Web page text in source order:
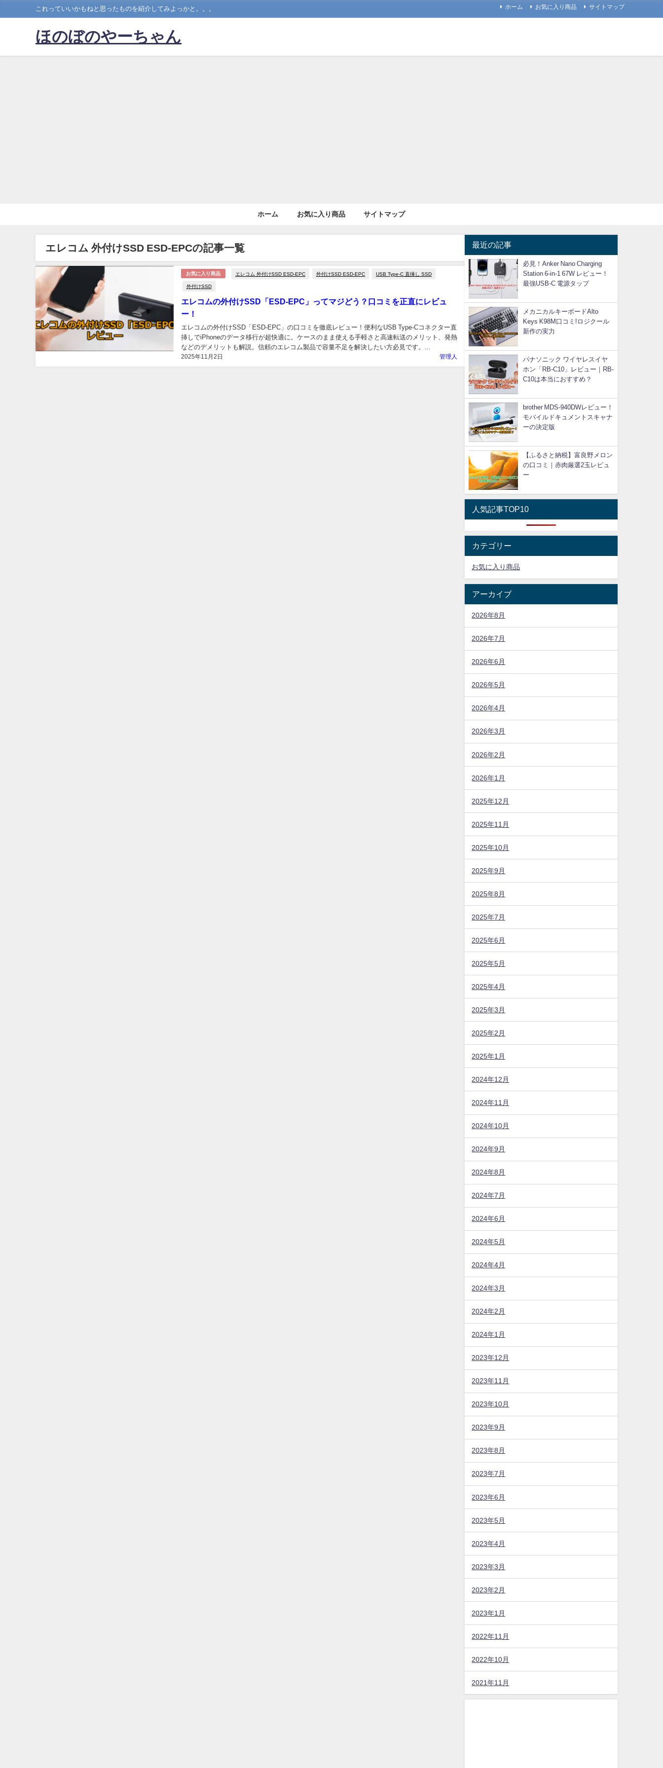
これっていいかもねと思ったものを紹介してみよっかと。。。 ホーム お気に入り商品 サイトマップ
ほのぼのやーちゃん
ホーム お気に入り商品 サイトマップ
エレコム 外付けSSD ESD-EPCの記事一覧
お気に入り商品 エレコム 外付けSSD ESD-EPC 外付けSSD ESD-EPC USB Type-C 直挿し SSD
外付けSSD
エレコムの外付けSSD「ESD-EPC」ってマジどう？口コミを正直にレビュ
ー！
2025年11月2日
エレコムの外付けSSD「ESD-EPC」の口コミを徹底レビュー！便利なUSB Type-Cコネクター直
挿しでiPhoneのデータ移行が超快適に。ケースのまま使える手軽さと高速転送のメリット、発熱
などのデメリットも解説。信頼のエレコム製品で容量不足を解決したい方必見です。...
管理人
最近の記事
必見！Anker Nano Charging
Station 6-in-1 67W レビュー！
最強USB-C 電源タップ
メカニカルキーボードAlto
Keys K98M口コミ!ロジクール
新作の実力
パナソニック ワイヤレスイヤ
ホン「RB-C10」レビュー｜RB-
C10は本当におすすめ？
brother MDS-940DWレビュー！
モバイルドキュメントスキャナ
ーの決定版
【ふるさと納税】富良野メロン
の口コミ｜赤肉厳選2玉レビュ
ー
人気記事TOP10
カテゴリー
お気に入り商品
アーカイブ
2026年8月
2026年7月
2026年6月
2026年5月
2026年4月
2026年3月
2026年2月
2026年1月
2025年12月
2025年11月
2025年10月
2025年9月
2025年8月
2025年7月
2025年6月
2025年5月
2025年4月
2025年3月
2025年2月
2025年1月
2024年12月
2024年11月
2024年10月
2024年9月
2024年8月
2024年7月
2024年6月
2024年5月
2024年4月
2024年3月
2024年2月
2024年1月
2023年12月
2023年11月
2023年10月
2023年9月
2023年8月
2023年7月
2023年6月
2023年5月
2023年4月
2023年3月
2023年2月
2023年1月
2022年11月
2022年10月
2021年11月